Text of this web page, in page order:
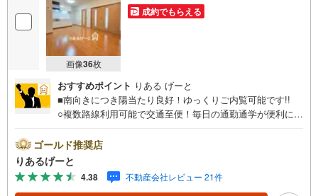
画像36枚
成約でもらえる
おすすめポイント りある げーと
■南向きにつき陽当たり良好！ゆっくりご内覧可能です!!
○複数路線利用可能で交通至便！毎日の通勤通学が便利にな
ん中リビングタイプのお部屋！■物件検討中のお客さま！ち
ょっと見学してみたいだけなどでも内覧可能です！売主さ
まの都合等で見学ができない場合がございます。お気軽に
「りあるげーと」までお問合わせ下さい！■「りあるげー
ゴールド推奨店
りあるげーと
4.38 不動産会社レビュー 21件